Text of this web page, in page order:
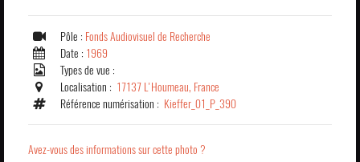
Pôle : Fonds Audiovisuel de Recherche
Date : 1969
Types de vue :
Localisation : 17137 L'Houmeau, France
Référence numérisation : Kieffer_01_P_390
Avez-vous des informations sur cette photo ?